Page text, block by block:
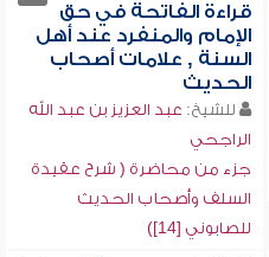
قراءة الفاتحة في حق
الإمام والمنفرد عند أهل
السنة , علامات أصحاب
الحديث
للشيخ: عبد العزيز بن عبد الله
الراجحي
جزء من محاضرة ( شرح عقيدة
السلف وأصحاب الحديث
للصابوني [14])